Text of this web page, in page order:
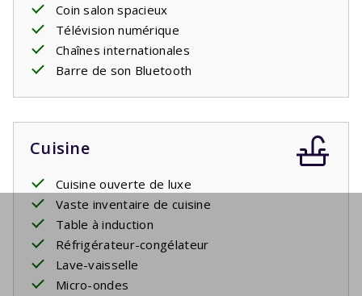
Coin salon spacieux
Télévision numérique
Chaînes internationales
Barre de son Bluetooth
Cuisine
Cuisine ouverte de luxe
Vaste inventaire de cuisine
Table à induction
Réfrigérateur-congélateur
Lave-vaisselle
Micro-ondes